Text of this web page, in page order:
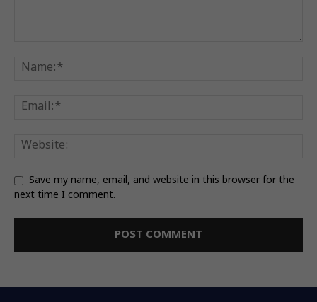
Save my name, email, and website in this browser for the
next time I comment.